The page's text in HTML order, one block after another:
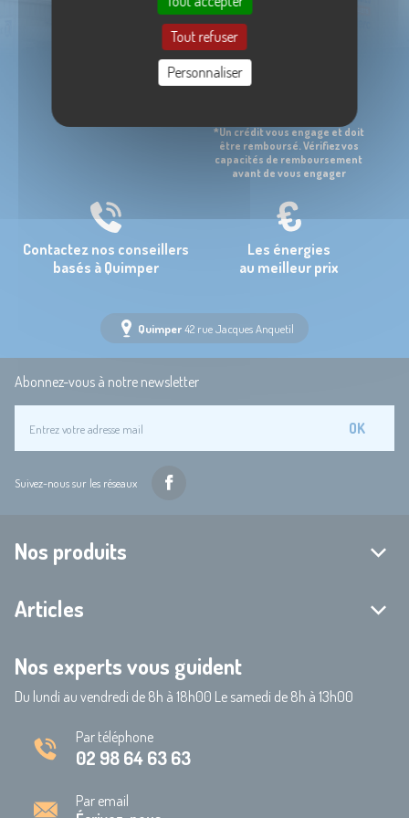
Paiement 4x et 5x
*Un crédit vous engage et doit
être remboursé. Vérifiez vos
capacités de remboursement
avant de vous engager
Contactez nos conseillers
basés à Quimper
Les énergies
au meilleur prix
Quimper42 rue Jacques Anquetil
Abonnez-vous à notre newsletter
OK
Suivez-nous sur les réseaux
Nos produits
Articles
Nos experts vous guident
Du lundi au vendredi de 8h à 18h00 Le samedi de 8h à 13h00
Par téléphone
02 98 64 63 63
Par email
Tout refuser
Personnaliser